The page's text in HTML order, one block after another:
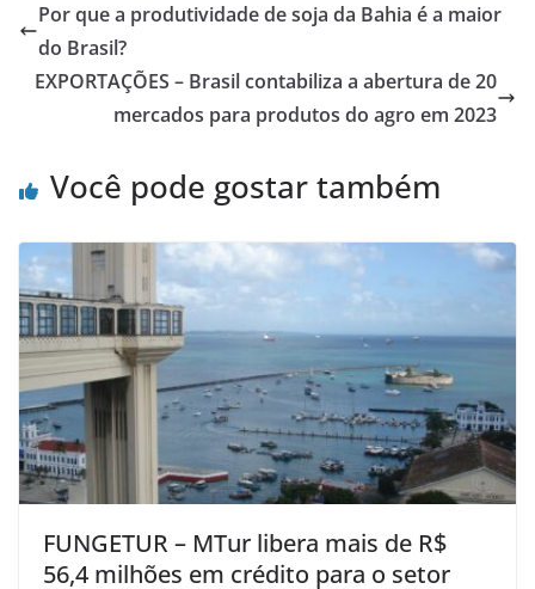
Por que a produtividade de soja da Bahia é a maior
do Brasil?
EXPORTAÇÕES – Brasil contabiliza a abertura de 20
mercados para produtos do agro em 2023
Você pode gostar também
FUNGETUR – MTur libera mais de R$
56,4 milhões em crédito para o setor